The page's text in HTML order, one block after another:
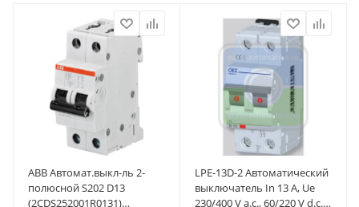
ABB Автомат.выкл-ль 2-
полюсной S202 D13
(2CDS252001R0131)
LPE-13D-2 Автоматический
выключатель In 13 A, Ue
230/400 V a.c., 60/220 V d.c.,